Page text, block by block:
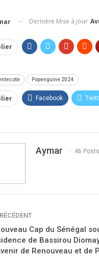
Dernière Mise à jour
Popenguine 2024
Facebook
Aymar 46 Posts
Cap du Sénégal
de Bassirou
de Renouveau et de